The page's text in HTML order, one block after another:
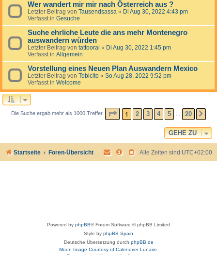
Wer wandert mir mir nach Österreich aus ?
Letzter Beitrag von Tausendsassa « Di Aug 30, 2022 4:43 pm
Verfasst in Gesuche
Suche ehrliche Leute die ans mehr Montenegro
auswandern würden
Letzter Beitrag von tattoorai « Di Aug 30, 2022 1:45 pm
Verfasst in Allgemein
Vorstellung eines Neuen Plan Auswandern Mexico
Letzter Beitrag von Tobicito « So Aug 28, 2022 9:52 pm
Verfasst in Welcome
Die Suche ergab mehr als 1000 Treffer SEITE1 VON20
1 2 3 4 5 20
GEHE ZU
Startseite Foren-Übersicht Alle Zeiten sind UTC+02:00
Powered by phpBB® Forum Software © phpBB Limited
Style by phpBB Spain
Deutsche Übersetzung durch phpBB.de
Moon Image Courtesy of Calendrier Lunaire.